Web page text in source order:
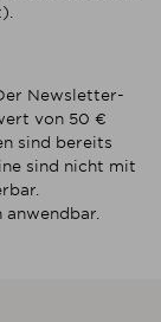
Newsletter-
von 50 €
sind bereits
sind nicht mit
anwendbar.